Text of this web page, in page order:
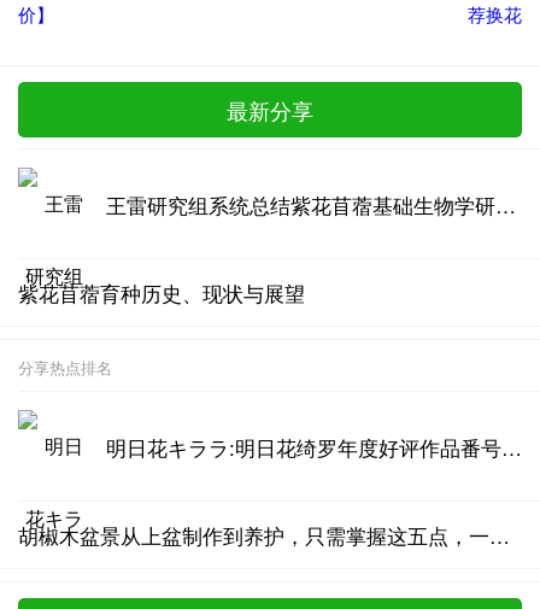
价】
荐换花
最新分享
王雷研究组系统总结紫花苜蓿基础生物学研究进展
紫花苜蓿育种历史、现状与展望
分享热点排名
明日花キララ:明日花绮罗年度好评作品番号汇总
胡椒木盆景从上盆制作到养护，只需掌握这五点，一年四季清香四溢